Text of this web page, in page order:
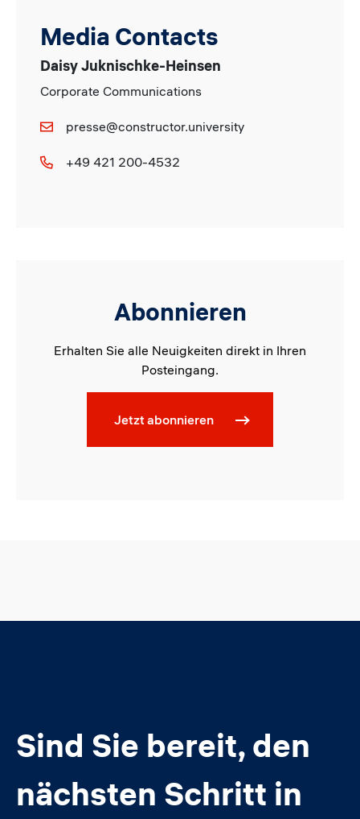
Media Contacts
Daisy Juknischke-Heinsen
Corporate Communications
presse@constructor.university
+49 421 200-4532
Abonnieren
Erhalten Sie alle Neuigkeiten direkt in Ihren
Posteingang.
Jetzt abonnieren
Sind Sie bereit, den
nächsten Schritt in